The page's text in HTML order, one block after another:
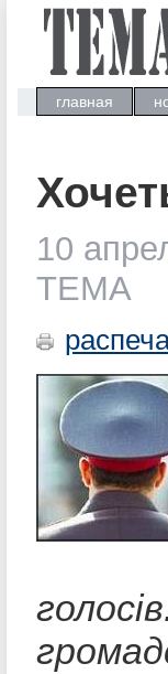
главная
10
ТЕМА